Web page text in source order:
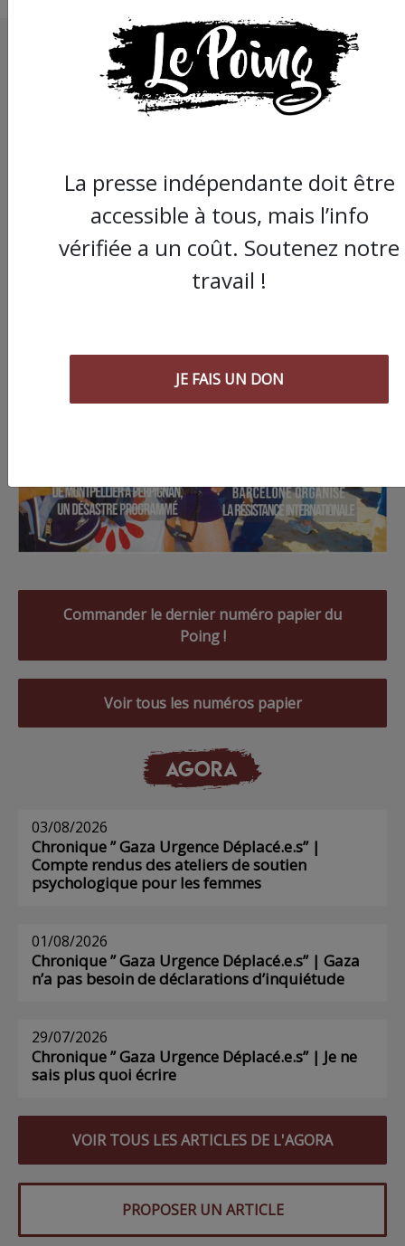
Commander le dernier numéro papier du
Poing !
Voir tous les numéros papier
AGORA
03/08/2026
Chronique ” Gaza Urgence Déplacé.e.s” |
Compte rendus des ateliers de soutien
psychologique pour les femmes
01/08/2026
Chronique ” Gaza Urgence Déplacé.e.s” | Gaza
n’a pas besoin de déclarations d’inquiétude
29/07/2026
Chronique ” Gaza Urgence Déplacé.e.s” | Je ne
sais plus quoi écrire
VOIR TOUS LES ARTICLES DE L'AGORA
PROPOSER UN ARTICLE
La presse indépendante doit être
accessible à tous, mais l’info
vérifiée a un coût. Soutenez notre
travail !
JE FAIS UN DON